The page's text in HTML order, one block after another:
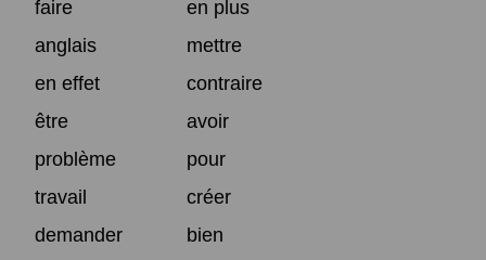
faire
en plus
anglais
mettre
en effet
contraire
être
avoir
problème
pour
travail
créer
demander
bien